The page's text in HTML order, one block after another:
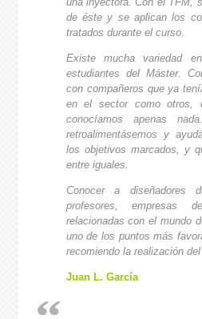
de éste y se aplican los
tratados durante el curso.
Existe mucha variedad
estudiantes del Máster.
con compañeros que ya
en el sector como otros,
conocíamos apenas
retroalimentásemos y
los objetivos marcados, y
entre iguales.
Conocer a diseñadores
profesores, empresas
relacionadas con el mundo
uno de los puntos más
recomiendo la realización
Juan L. García